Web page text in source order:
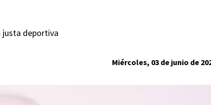
justa deportiva
Miércoles, 03 de junio de